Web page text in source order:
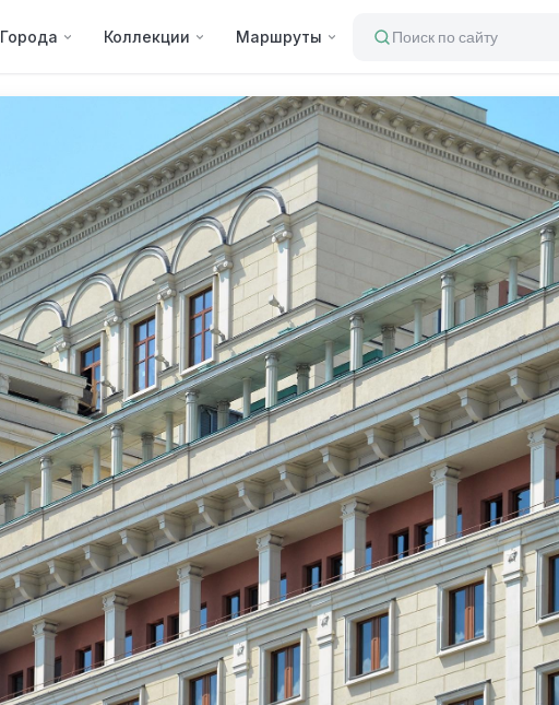
Города Коллекции Маршруты Поиск по сайту